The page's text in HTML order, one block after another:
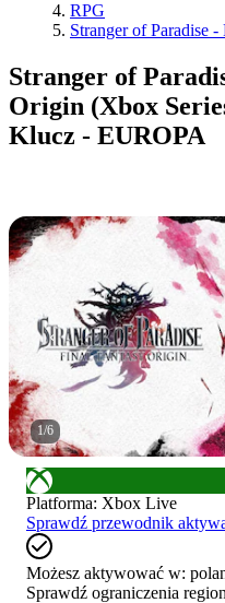
RPG
Stranger of Paradise
Stranger of
Origin (Xbox
Klucz - EUROPA
1/6
Platforma: Xbox Live
Sprawdź przewodnik
Możesz aktywować w:
Sprawdź ograniczenia